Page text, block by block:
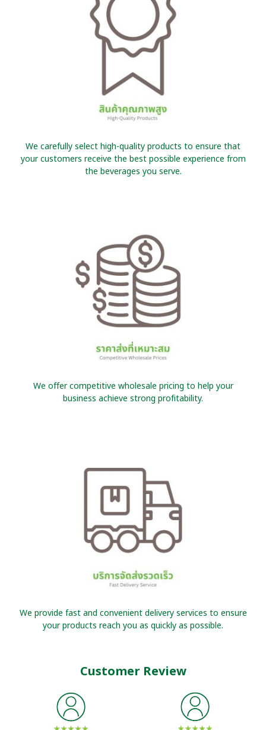
We carefully select high-quality products to ensure that
your customers receive the best possible experience from
the beverages you serve.
We offer competitive wholesale pricing to help your
business achieve strong profitability.
We provide fast and convenient delivery services to ensure
your products reach you as quickly as possible.
Customer Review